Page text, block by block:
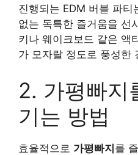
진행되는 EDM 버블 파
없는 독특한 즐거움을 선
키나 웨이크보드 같은 액
가 모자랄 정도로 풍성한
2. 가평빠지
기는 방법
효율적으로 가평빠지 를